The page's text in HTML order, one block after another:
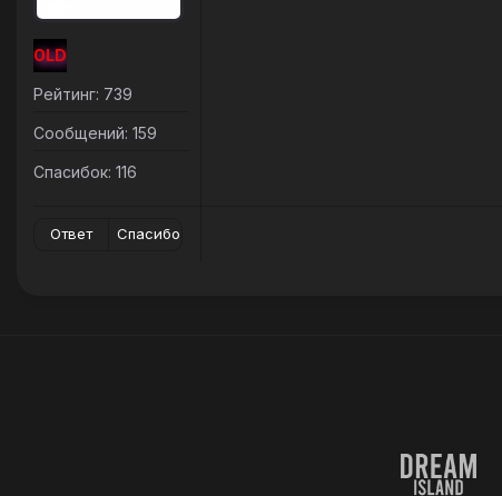
OLD
Рейтинг: 739
Сообщений: 159
Спасибок: 116
Ответ Спасибо